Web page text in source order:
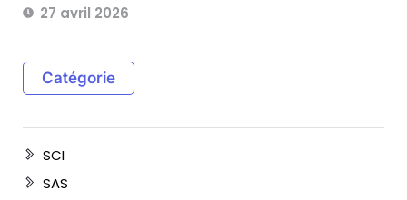
27 avril 2026
Catégorie
SCI
SAS